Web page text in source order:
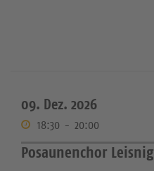
09. Dez. 2026
18:30 - 20:00
Posaunenchor Leisnig